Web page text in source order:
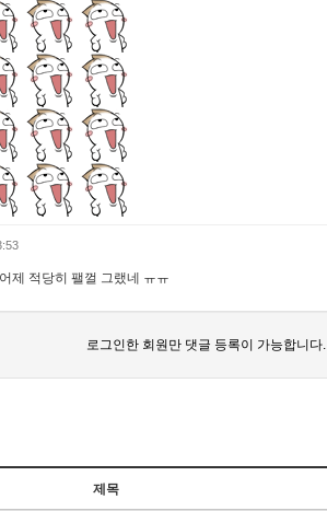
제 적당히 팰껄 그랬네 ㅠㅠ
로그인한 회원만 댓글 등록이 가능합니다.
제목